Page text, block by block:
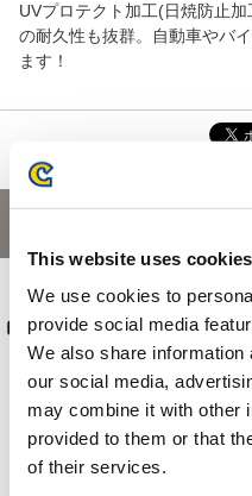
This website uses cookies
We use cookies to
provide social media
We also share
our social media,
may combine it with other
provided to them or that
of their services.
UVプロテクト加工(日焼防止
の耐久性も抜群。自動車やバ
ます！